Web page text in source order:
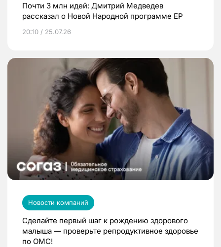
Почти 3 млн идей: Дмитрий Медведев
рассказал о Новой Народной программе ЕР
20:10 / 25.07.26
Новости компаний
Сделайте первый шаг к рождению здорового
малыша — проверьте репродуктивное здоровье
по ОМС!